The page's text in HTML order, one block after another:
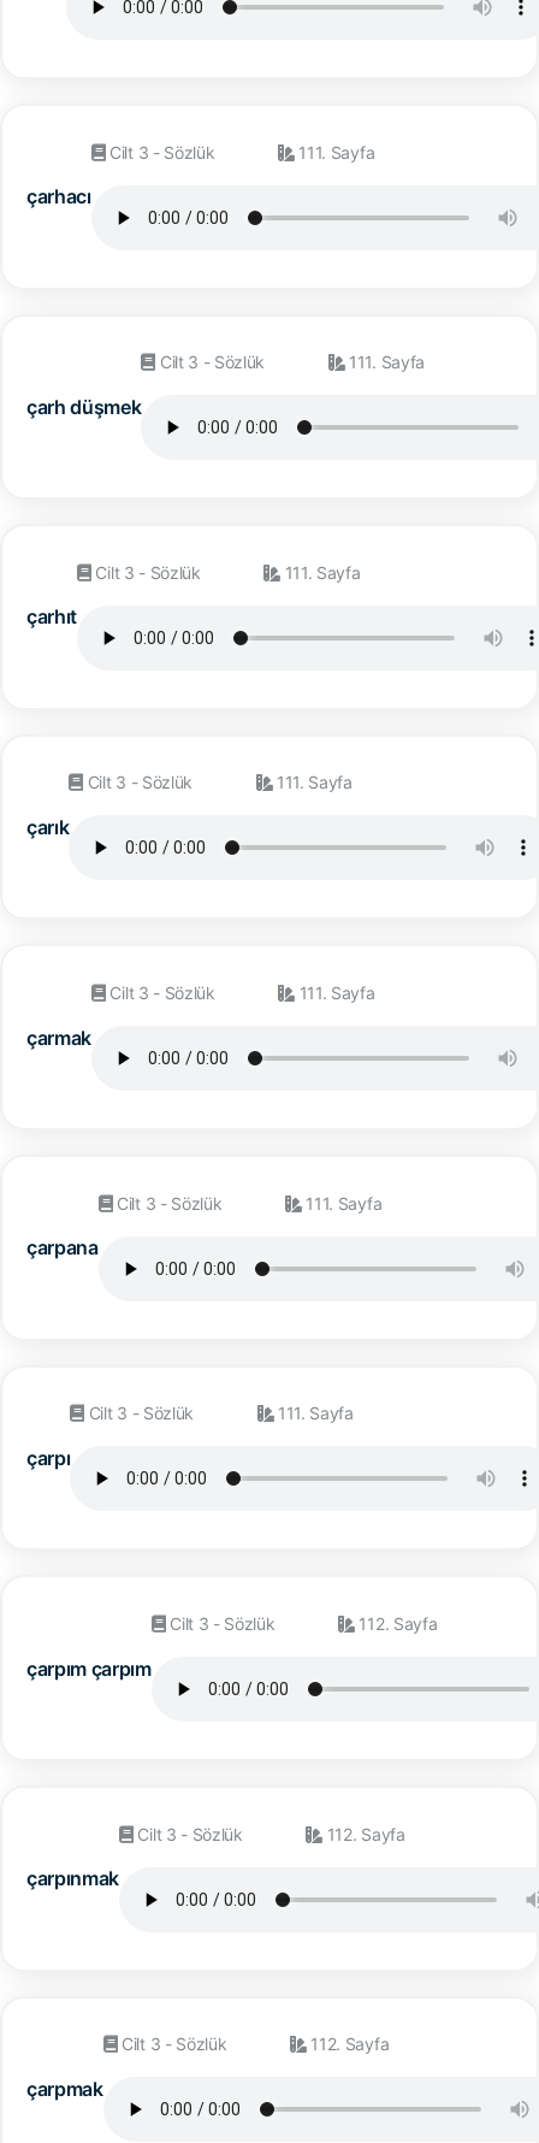
çarhacı
Cilt 3 - Sözlük 111. Sayfa
çarh düşmek
Cilt 3 - Sözlük 111. Sayfa
çarhıt
Cilt 3 - Sözlük 111. Sayfa
çarık
Cilt 3 - Sözlük 111. Sayfa
çarmak
Cilt 3 - Sözlük 111. Sayfa
çarpana
Cilt 3 - Sözlük 111. Sayfa
çarpı
Cilt 3 - Sözlük 111. Sayfa
çarpım çarpım
Cilt 3 - Sözlük 112. Sayfa
çarpınmak
Cilt 3 - Sözlük 112. Sayfa
çarpmak
Cilt 3 - Sözlük 112. Sayfa